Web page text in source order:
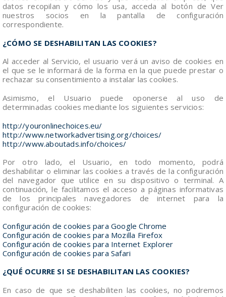
datos recopilan y cómo los usa, acceda al botón de Ver
nuestros socios en la pantalla de configuración
correspondiente.
¿CÓMO SE DESHABILITAN LAS COOKIES?
Al acceder al Servicio, el usuario verá un aviso de cookies en
el que se le informará de la forma en la que puede prestar o
rechazar su consentimiento a instalar las cookies.
Asimismo, el Usuario puede oponerse al uso de
determinadas cookies mediante los siguientes servicios:
http://youronlinechoices.eu/
http://www.networkadvertising.org/choices/
http://www.aboutads.info/choices/
Por otro lado, el Usuario, en todo momento, podrá
deshabilitar o eliminar las cookies a través de la configuración
del navegador que utilice en su dispositivo o terminal. A
continuación, le facilitamos el acceso a páginas informativas
de los principales navegadores de internet para la
configuración de cookies:
Configuración de cookies para Google Chrome
Configuración de cookies para Mozilla Firefox
Configuración de cookies para Internet Explorer
Configuración de cookies para Safari
¿QUÉ OCURRE SI SE DESHABILITAN LAS COOKIES?
En caso de que se deshabiliten las cookies, no podremos